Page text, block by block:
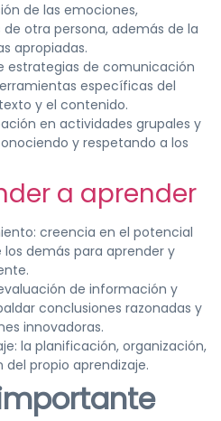
de las emociones,
otra persona, además de la
apropiadas.
estrategias de comunicación
específicas del
y el contenido.
en actividades grupales y
y respetando a los
a aprender
creencia en el potencial
demás para aprender y
de información y
conclusiones razonadas y
innovadoras.
la planificación, organización,
propio aprendizaje.